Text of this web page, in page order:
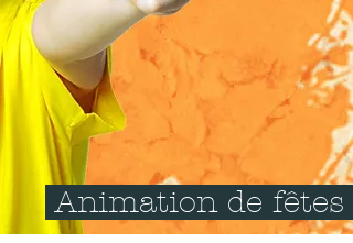
Animation de fêtes